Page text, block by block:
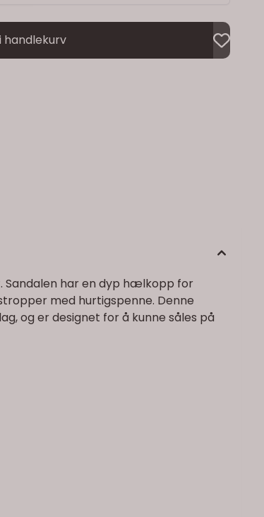
handlekurv
Sandalen har en dyp hælkopp for
med hurtigspenne. Denne
og er designet for å kunne såles på